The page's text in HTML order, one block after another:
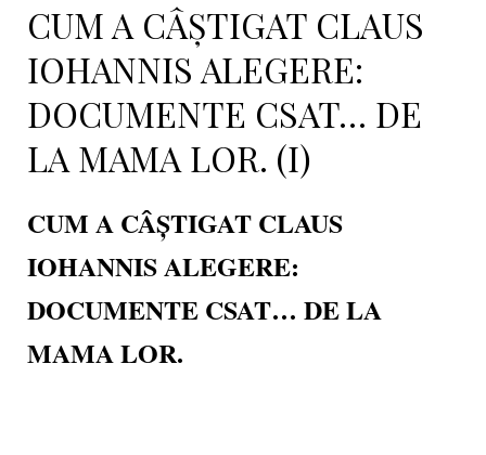
CUM A CÂȘTIGAT CLAUS
IOHANNIS ALEGERE:
DOCUMENTE CSAT… DE
LA MAMA LOR. (I)
CUM A CÂȘTIGAT CLAUS
IOHANNIS ALEGERE:
DOCUMENTE CSAT… DE LA
MAMA LOR.